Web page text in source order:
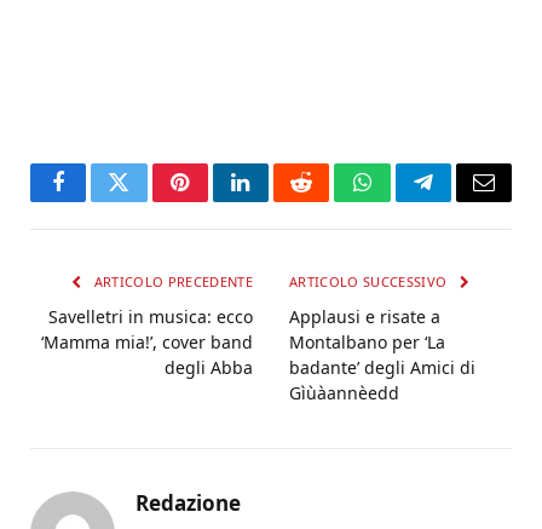
FacebookTwitterPinterestLinkedInRedditWhatsAppTelegramEmail
ARTICOLO PRECEDENTE
Savelletri in musica: ecco
‘Mamma mia!’, cover band
degli Abba
ARTICOLO SUCCESSIVO
Applausi e risate a
Montalbano per ‘La
badante’ degli Amici di
Gìùàannèedd
Redazione